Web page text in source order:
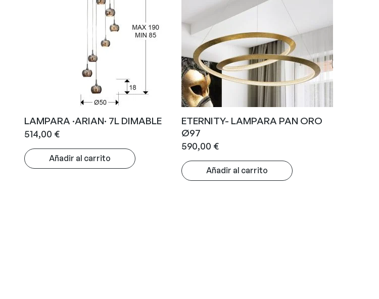
LAMPARA ·ARIAN· 7L DIMABLE
514,00 €
Añadir al carrito
ETERNITY- LAMPARA PAN ORO
Ø97
590,00 €
Añadir al carrito